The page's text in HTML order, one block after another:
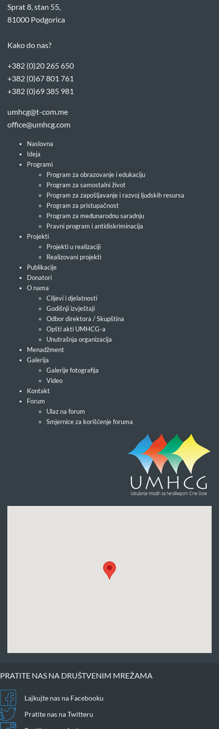
Sprat 8, stan 55,
81000 Podgorica
Kako do nas?
+382 (0)20 265 650
+382 (0)67 801 761
+382 (0)69 385 981
umhcg@t-com.me
office@umhcg.com
Naslovna
Ideja
Programi
Program za obrazovanje i edukaciju
Program za samostalni život
Program za zapošljavanje i razvoj ljudskih resursa
Program za pristupačnost
Program za međunarodnu saradnju
Pravni program i antidiskriminacija
Projekti
Projekti u realizaciji
Realizovani projekti
Publikacije
Donatori
O nama
Ciljevi i djelatnosti
Godišnji izvještaji
Odbor direktora / Skupština
Opšti akti UMHCG-a
Unutrašnja organizacija
Menadžment
Galerija
Galerije fotografija
Video
Kontakt
Forum
Ulaz na forum
Smjernice za korišćenje foruma
PRATITE NAS NA DRUŠTVENIM MREŽAMA
Lajkujte nas na Facebooku
Pratite nas na Twitteru